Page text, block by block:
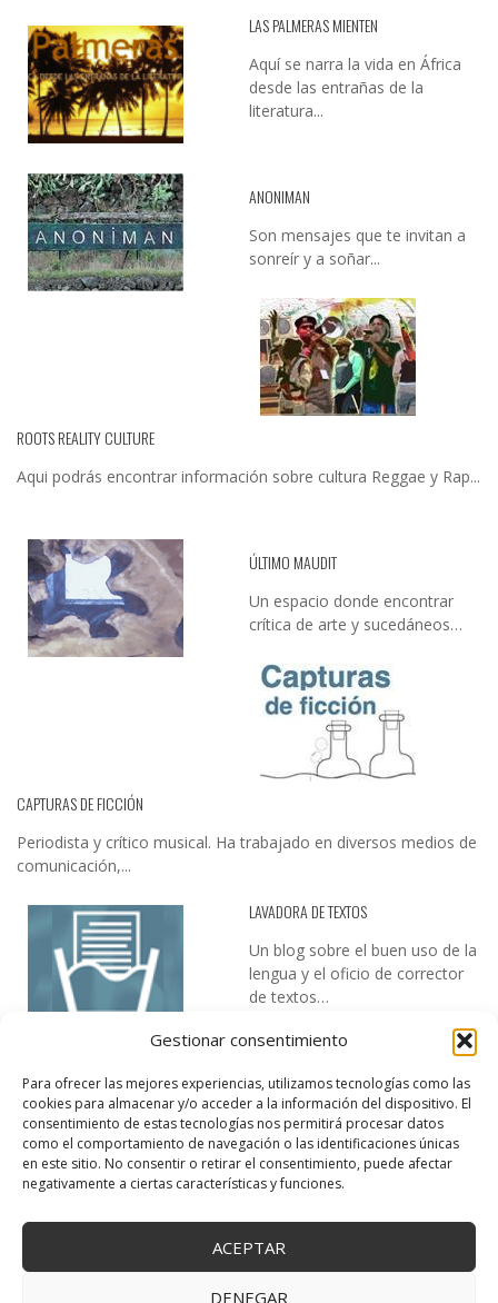
Gestionar consentimiento
Para ofrecer las mejores experiencias, utilizamos tecnologías como las
cookies para almacenar y/o acceder a la información del dispositivo. El
consentimiento de estas tecnologías nos permitirá procesar datos
como el comportamiento de navegación o las identificaciones únicas
en este sitio. No consentir o retirar el consentimiento, puede afectar
negativamente a ciertas características y funciones.
ACEPTAR
DENEGAR
LAS PALMERAS MIENTEN
Aquí se narra la vida en África
desde las entrañas de la
literatura...
ANONIMAN
Son mensajes que te invitan a
sonreír y a soñar...
ROOTS REALITY CULTURE
Aqui podrás encontrar información sobre cultura Reggae y Rap...
ÚLTIMO MAUDIT
Un espacio donde encontrar
crítica de arte y sucedáneos…
CAPTURAS DE FICCIÓN
Periodista y crítico musical. Ha trabajado en diversos medios de
comunicación,...
LAVADORA DE TEXTOS
Un blog sobre el buen uso de la
lengua y el oficio de corrector
de textos…
DESIREE MARTÍN